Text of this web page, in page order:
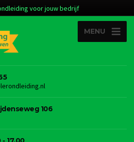
voor jouw bedrijf
MENU
106